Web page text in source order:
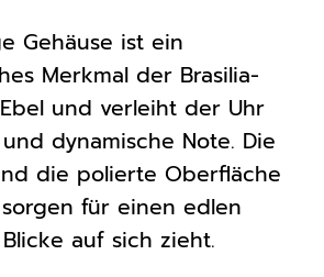
Gehäuse ist ein
Merkmal der Brasilia-
und verleiht der Uhr
dynamische Note. Die
die polierte Oberfläche
für einen edlen
auf sich zieht.